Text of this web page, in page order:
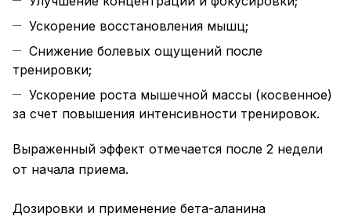
Ускорение восстановления мышц;
Снижение болевых ощущений после
тренировки;
Ускорение роста мышечной массы (косвенное)
за счет повышения интенсивности тренировок.
Выраженный эффект отмечается после 2 недели
от начала приема.
Дозировки и применение бета-аланина